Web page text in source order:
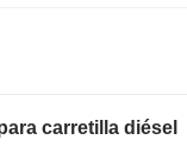
carretilla diésel